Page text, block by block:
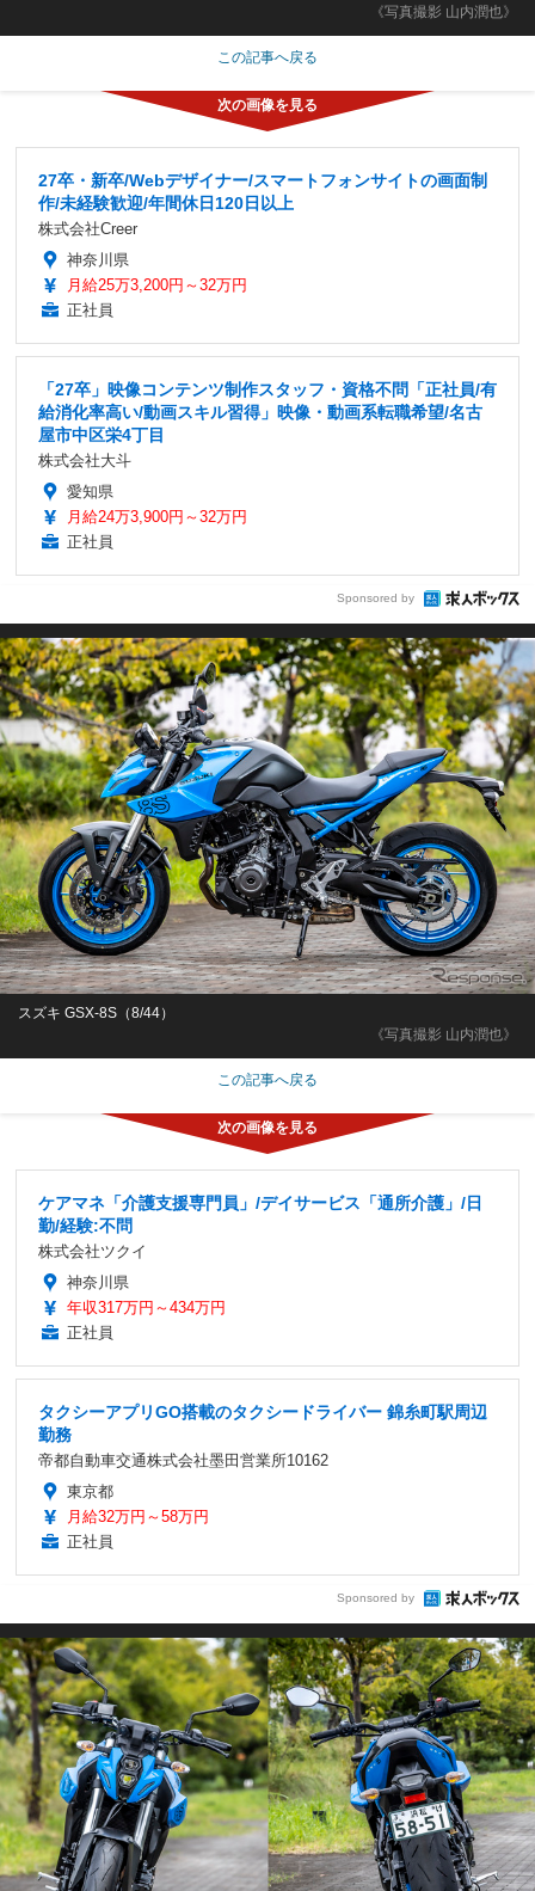
《写真撮影 山内潤也》
この記事へ戻る
27卒・新卒/Webデザイナー/スマートフォンサイトの画面制
作/未経験歓迎/年間休日120日以上
株式会社Creer
神奈川県
月給25万3,200円～32万円
正社員
「27卒」映像コンテンツ制作スタッフ・資格不問「正社員/有
給消化率高い/動画スキル習得」映像・動画系転職希望/名古
屋市中区栄4丁目
株式会社大斗
愛知県
月給24万3,900円～32万円
正社員
Sponsored by
《写真撮影 山内潤也》
スズキ GSX-8S（8/44）
この記事へ戻る
ケアマネ「介護支援専門員」/デイサービス「通所介護」/日
勤/経験:不問
株式会社ツクイ
神奈川県
年収317万円～434万円
正社員
タクシーアプリGO搭載のタクシードライバー 錦糸町駅周辺
勤務
帝都自動車交通株式会社墨田営業所10162
東京都
月給32万円～58万円
正社員
Sponsored by